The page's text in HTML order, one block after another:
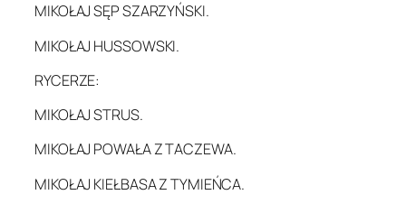
MIKOŁAJ SĘP SZARZYŃSKI.
MIKOŁAJ HUSSOWSKI.
RYCERZE:
MIKOŁAJ STRUS.
MIKOŁAJ POWAŁA Z TACZEWA.
MIKOŁAJ KIEŁBASA Z TYMIEŃCA.